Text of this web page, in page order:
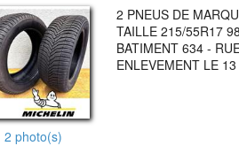
2 photo(s)
2 PNEUS DE
TAILLE 215/55R17
BATIMENT 634 -
ENLEVEMENT LE